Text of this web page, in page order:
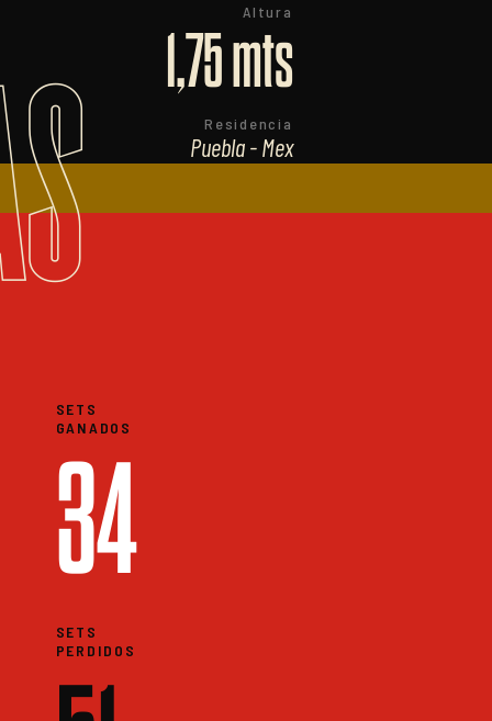
Altura
1,75 mts
Residencia
Puebla - Mex
SETS
GANADOS
34
SETS
PERDIDOS